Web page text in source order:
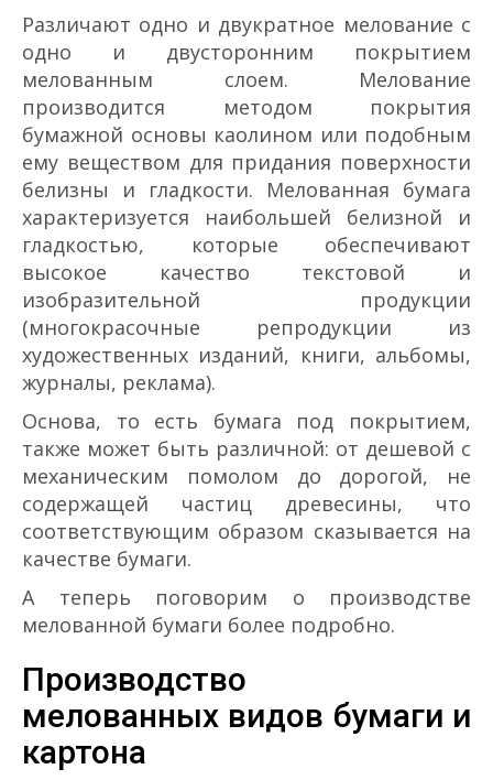
Различают одно­ и двукратное мелование с
одно­ и двусторонним покрытием
мелованным слоем. Мелование
производится методом покрытия
бумажной основы каолином или подобным
ему веществом для придания поверхности
белизны и гладкости. Мелованная бумага
характеризуется наибольшей белизной и
гладкостью, которые обеспечивают
высокое качество текстовой и
изобразительной продукции
(многокрасочные репродукции из
художественных изданий, книги, альбомы,
журналы, реклама).
Основа, то есть бумага под покрытием,
также может быть различной: от дешевой с
механическим помолом до дорогой, не
содержащей частиц древесины, что
соответствующим образом сказывается на
качестве бумаги.
А теперь поговорим о производстве
мелованной бумаги более подробно.
Производство
мелованных видов бумаги и
картона